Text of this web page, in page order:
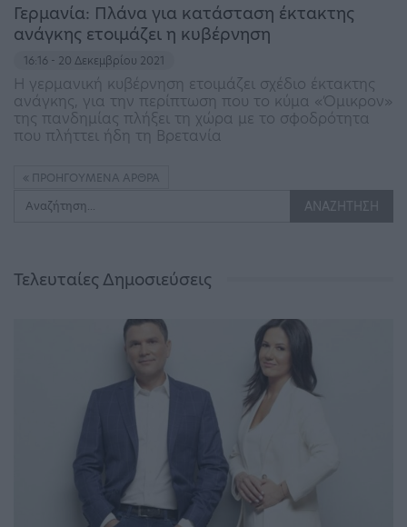
Γερμανία: Πλάνα για κατάσταση έκτακτης
ανάγκης ετοιμάζει η κυβέρνηση
16:16 - 20 Δεκεμβρίου 2021
Η γερμανική κυβέρνηση ετοιμάζει σχέδιο έκτακτης
ανάγκης, για την περίπτωση που το κύμα «Όμικρον»
της πανδημίας πλήξει τη χώρα με το σφοδρότητα
που πλήττει ήδη τη Βρετανία
ΠΡΟΗΓΟΎΜΕΝΑ ΆΡΘΡΑ
Τελευταίες Δημοσιεύσεις